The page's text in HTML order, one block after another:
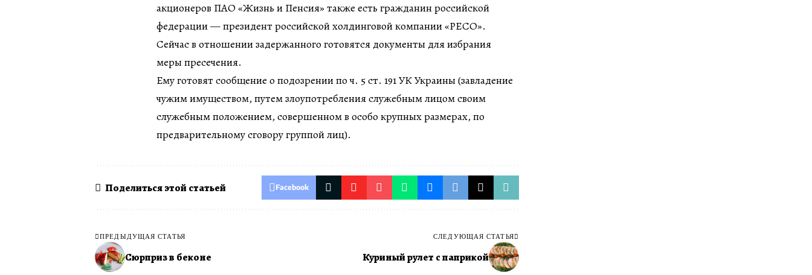
акционеров ПАО «Жизнь и Пенсия» также есть гражданин российской
федерации — президент российской холдинговой компании «РЕСО».
Сейчас в отношении задержанного готовятся документы для избрания
меры пресечения.
Ему готовят сообщение о подозрении по ч. 5 ст. 191 УК Украины (завладение
чужим имуществом, путем злоупотребления служебным лицом своим
служебным положением, совершенном в особо крупных размерах, по
предварительному сговору группой лиц).
Поделиться этой статьей Facebook
ПРЕДЫДУЩАЯ СТАТЬЯ
Сюрприз в беконе
СЛЕДУЮЩАЯ СТАТЬЯ
Куриный рулет с паприкой